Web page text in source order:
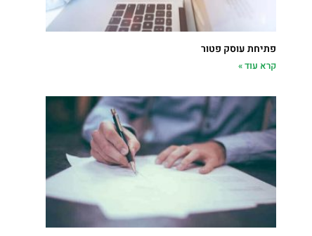
פתיחת עוסק פטור
קרא עוד »